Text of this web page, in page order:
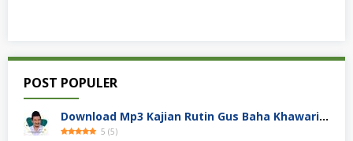
POST POPULER
Download Mp3 Kajian Rutin Gus Baha Khawarij Hobi Mencela
5 (5)